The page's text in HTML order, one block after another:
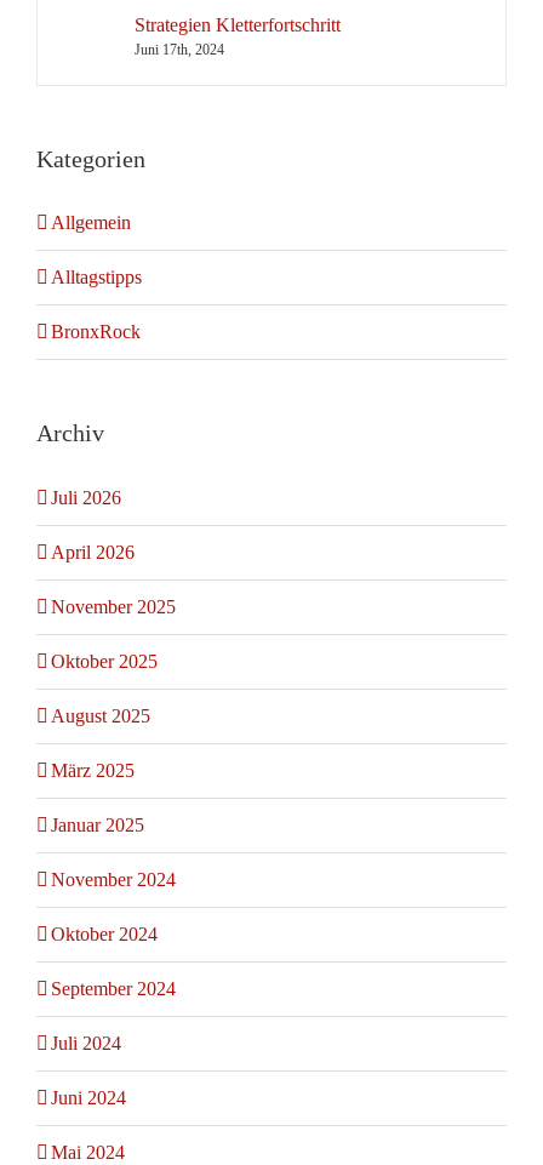
Strategien Kletterfortschritt
Juni 17th, 2024
Kategorien
Allgemein
Alltagstipps
BronxRock
Archiv
Juli 2026
April 2026
November 2025
Oktober 2025
August 2025
März 2025
Januar 2025
November 2024
Oktober 2024
September 2024
Juli 2024
Juni 2024
Mai 2024